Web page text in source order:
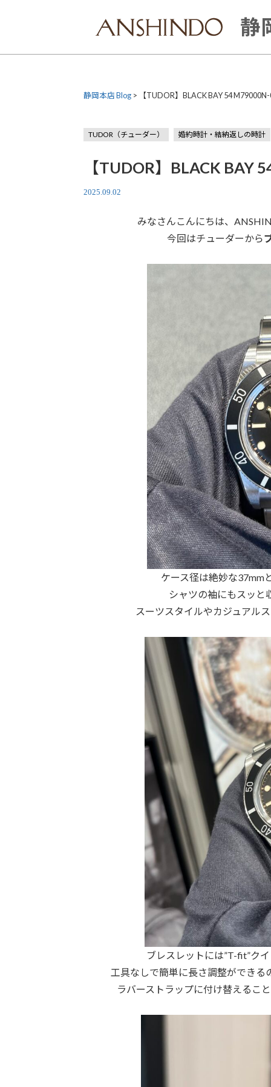
静
静岡本店 Blog > 【TUDOR】BLACK BAY 54
TUDOR（チューダー） 婚約時計・結納返しの時計
【TUDOR】BLACK BAY
2025.09.02
みなさんこんにちは、
今回はチューダーから
ケース径は絶妙な37mm
シャツの袖にもスッと
スーツスタイルやカジュアル
ブレスレットには”T-fit”ク
工具なしで簡単に長さ調整ができる
ラバーストラップに付け替えるこ